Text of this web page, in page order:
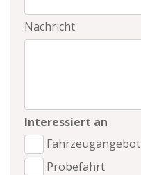
Nachricht
Interessiert an
Fahrzeugangebot
Probefahrt